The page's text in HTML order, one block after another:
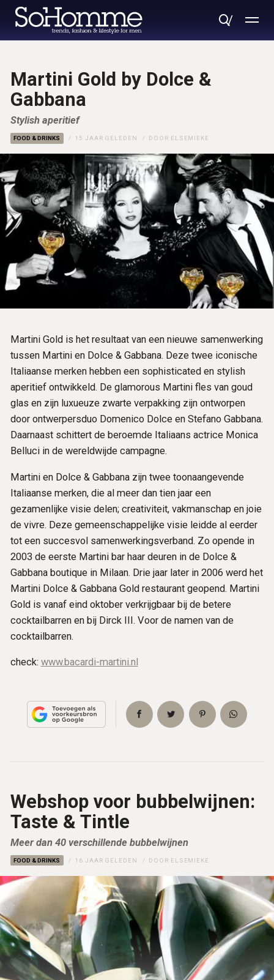
Martini Gold by Dolce &
Gabbana
Stylish aperitief
FOOD & DRINKS 15 JAAR GELEDEN DOOR ELSEMIEKE
Martini Gold is het resultaat van een nieuwe samenwerking
tussen Martini en Dolce & Gabbana. Deze twee iconische
Italiaanse merken hebben een sophisticated en stylish
aperitief ontwikkeld. De glamorous Martini fles van goud
glas en zijn luxueuze zwarte verpakking zijn ontworpen
door ontwerpersduo Domenico Dolce en Stefano Gabbana.
Daarnaast schittert de beroemde Italiaans actrice Monica
Belluci in de wereldwijde campagne.
Martini en Dolce & Gabbana zijn twee toonaangevende
Italiaanse merken, die al meer dan tien jaar een
gezamenlijke visie delen; creativiteit, vakmanschap en joie
de vivre. Deze gemeenschappelijke visie leidde al eerder
tot een succesvol samenwerkingsverband. Zo opende in
2003 de eerste Martini bar haar deuren in de Dolce &
Gabbana boutique in Milaan. Drie jaar later in 2006 werd het
Martini Dolce & Gabbana Gold restaurant geopend. Martini
Gold is vanaf eind oktober verkrijgbaar bij de betere
cocktailbarren en bij Dirck III. Voor de namen van de
cocktailbarren.
check: www.bacardi-martini.nl
Webshop voor bubbelwijnen:
Taste & Tintle
Meer dan 40 verschillende bubbelwijnen
FOOD & DRINKS 16 JAAR GELEDEN DOOR ELSEMIEKE